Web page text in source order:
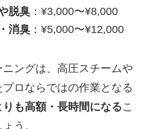
脱臭 ：¥3,000〜¥8,000
消臭 ：¥5,000〜¥12,000
ングは、高圧スチームや
ロならではの作業となる
も高額・長時間になるこ
う。